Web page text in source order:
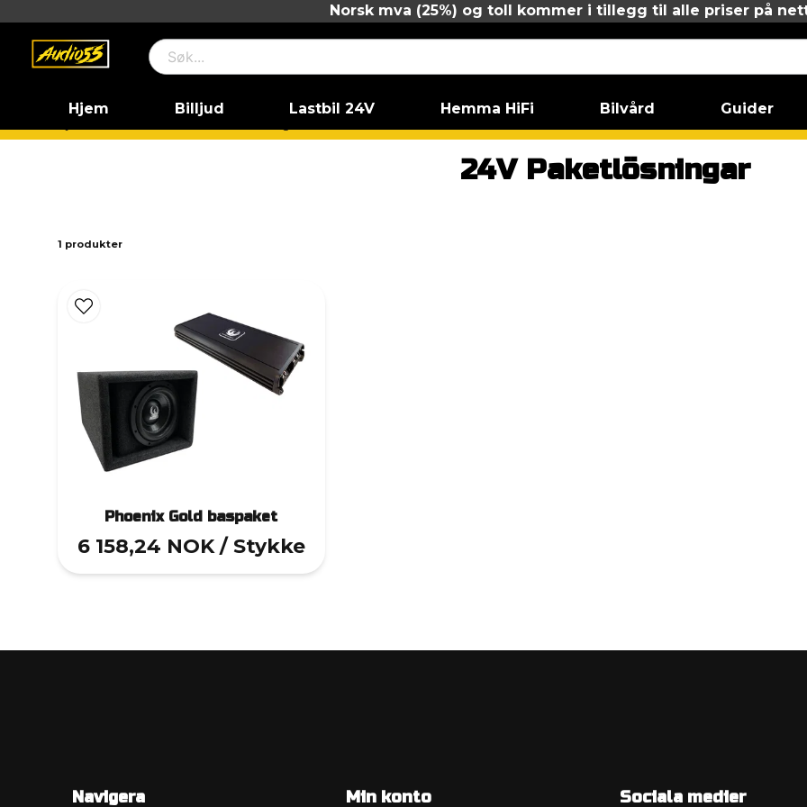
Norsk mva (25%) og toll kommer i tillegg til alle priser på
Hjem Billjud Lastbil 24V Hemma HiFi Bilvård Guider
24V Paketlösningar
1 produkter
Phoenix Gold baspaket
6 158,24 NOK / Stykke
Navigera Min konto Sociala medier